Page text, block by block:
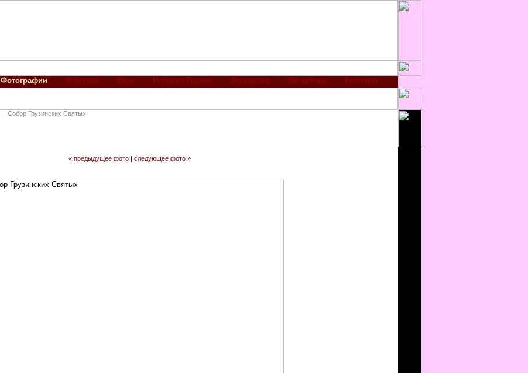
Фотографии О Грузии Виза История Грузии Экскурсии Об авторе Гостевая
Собор Грузинских Святых
« предыдущее фото | следующее фото »